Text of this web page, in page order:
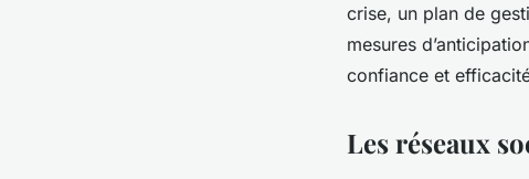
crise, un plan de
mesures
confiance et
Les réseaux